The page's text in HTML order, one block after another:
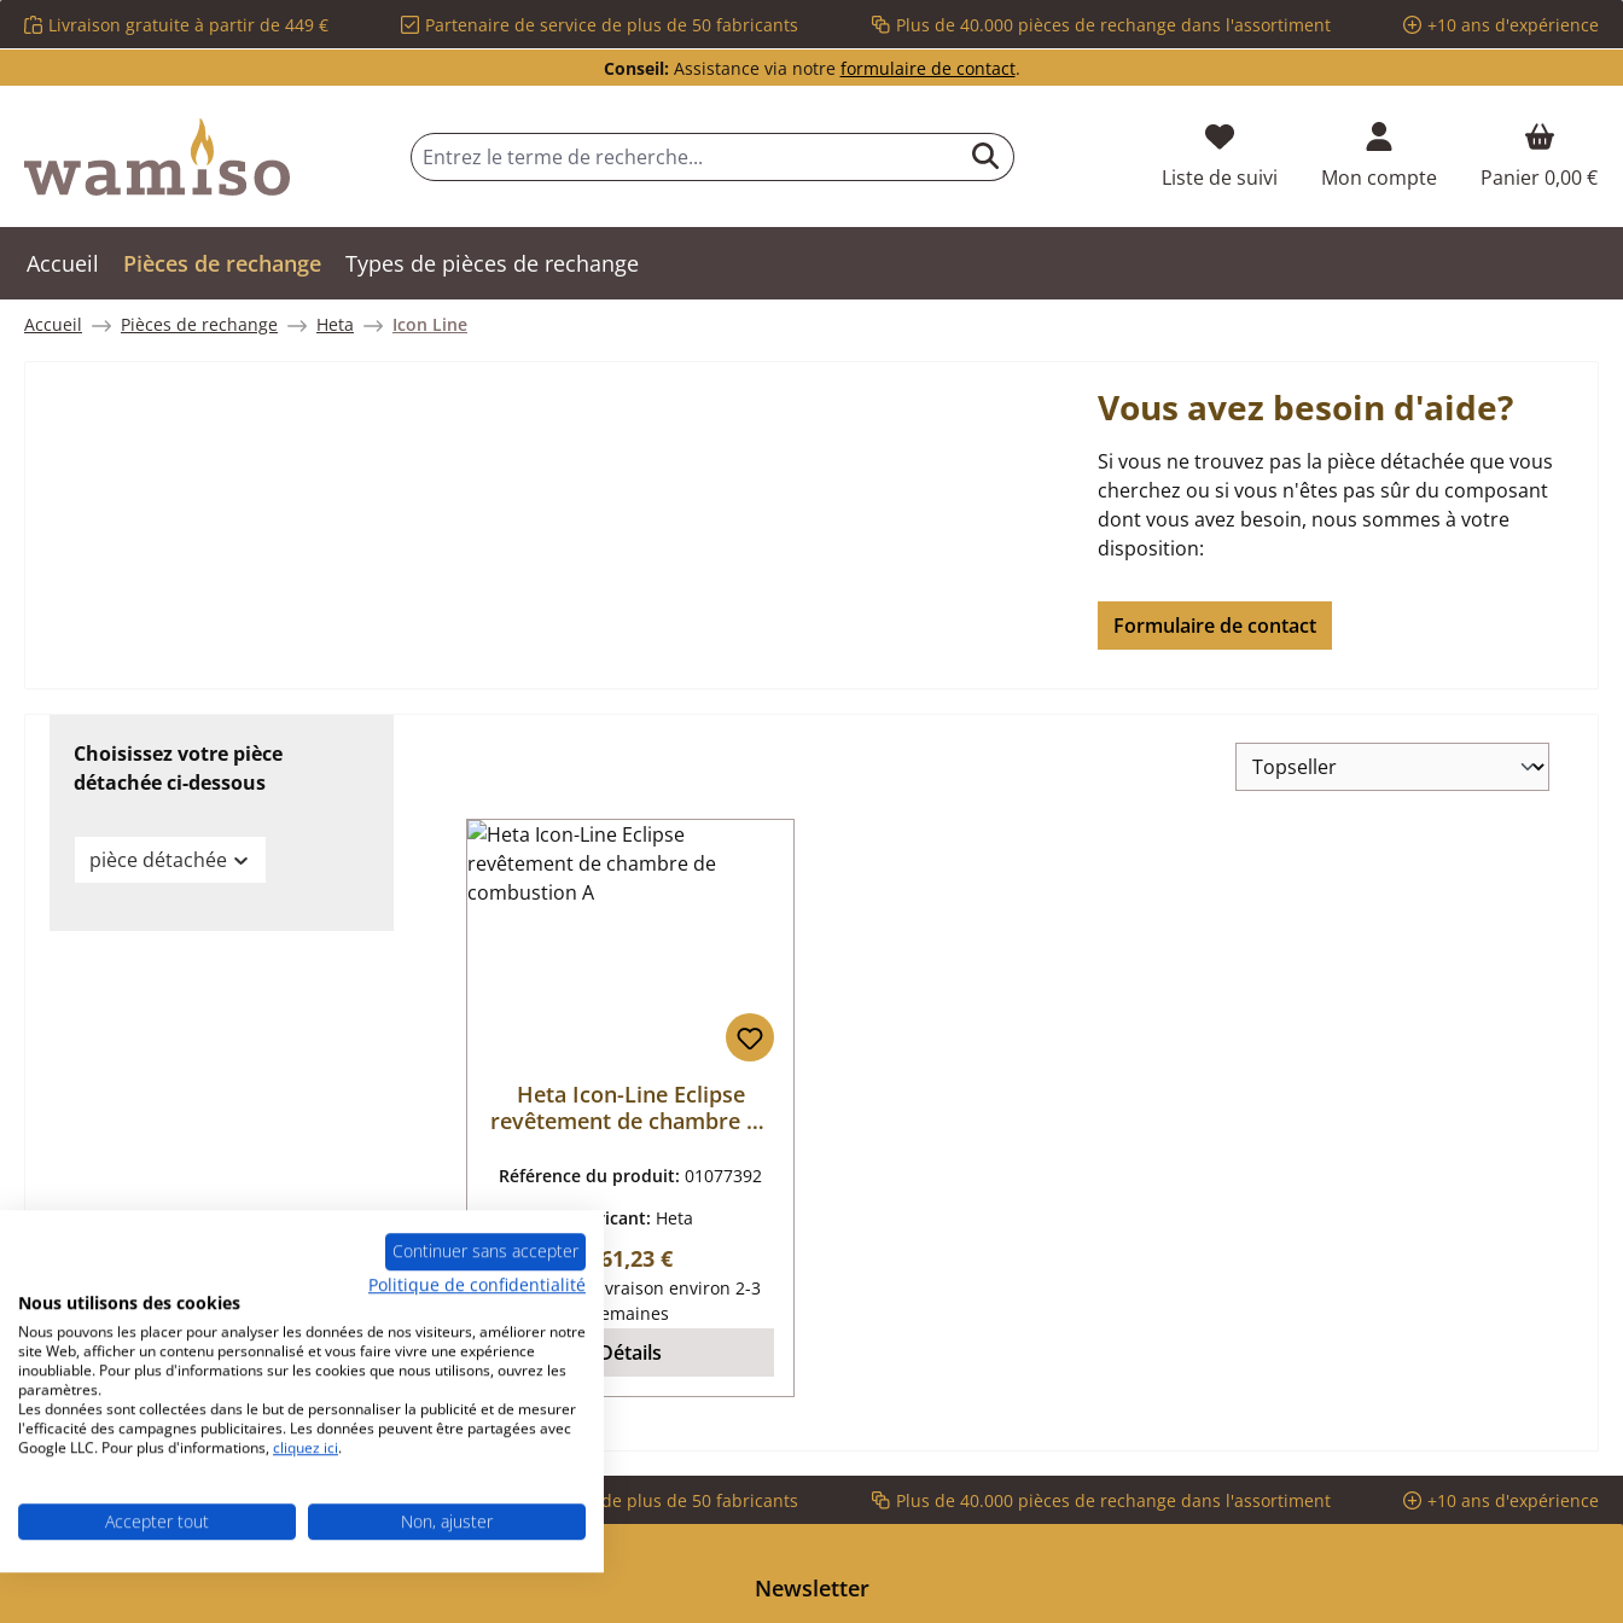
au contenu principal
Passer à la recherche
Passer à la navigation principale
Livraison gratuite à partir de 449 € Partenaire de service de plus de 50 fabricants Plus de 40.000 pièces de rechange dans l'assortiment
+10 ans d'expérience
Conseil: Assistance via notre formulaire de contact.
Liste de suivi Vous avez 0 articles dans votre liste
Mon compte Panier0,00 €
Accueil Pièces de rechange Types de pièces de rechange
Accueil Pièces de rechange Heta Icon Line
Vous avez besoin d'aide?
Si vous ne trouvez pas la pièce détachée que vous
cherchez ou si vous n'êtes pas sûr du composant
dont vous avez besoin, nous sommes à votre
disposition:
Formulaire de contact
Choisissez votre pièce
détachée ci-dessous
pièce détachée
Heta Icon-Line Eclipse
revêtement de chambre de
Référence du produit:01077392
Fabricant: Heta
Prix régulier :
461,23 €
Délai de livraison environ 2-3
semaines
Détails
Livraison gratuite à partir de 449 € Partenaire de service de plus de 50 fabricants Plus de 40.000 pièces de rechange dans l'assortiment +10 ans d'expérience
Newsletter
Continuer sans accepter
Politique de confidentialité
Nous utilisons des cookies
Nous pouvons les placer pour analyser les données de nos visiteurs, améliorer notre
site Web, afficher un contenu personnalisé et vous faire vivre une expérience
inoubliable. Pour plus d'informations sur les cookies que nous utilisons, ouvrez les
paramètres.
Les données sont collectées dans le but de personnaliser la publicité et de mesurer
l'efficacité des campagnes publicitaires. Les données peuvent être partagées avec
Google LLC. Pour plus d'informations, cliquez ici.
Accepter tout Non, ajuster